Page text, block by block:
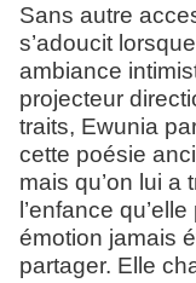
Sans autre
s’adoucit
ambiance
projecteur
traits, Ewunia
cette poésie
mais qu’on lui a
l’enfance
émotion jamais
partager. Elle